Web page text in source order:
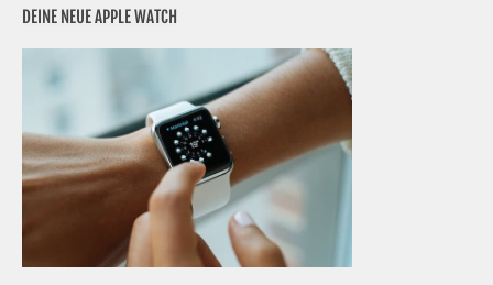
DEINE NEUE APPLE WATCH